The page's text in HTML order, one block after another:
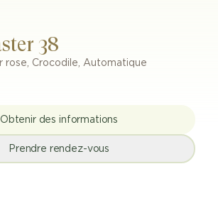
38
rose, Crocodile, Automatique
Obtenir des informations
Prendre rendez-vous